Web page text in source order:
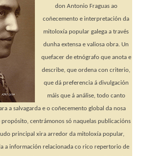
don Antonio Fraguas ao
coñecemento e interpretación da
mitoloxía popular galega a través
dunha extensa e valiosa obra. Un
quefacer de etnógrafo que anota e
describe, que ordena con criterio,
que dá preferencia á divulgación
máis que á análise, todo canto
a salvagarda e o coñecemento global da nosa
centrámonos só naquelas publicacións
principal xira arredor da mitoloxía popular,
a información relacionada co rico repertorio de